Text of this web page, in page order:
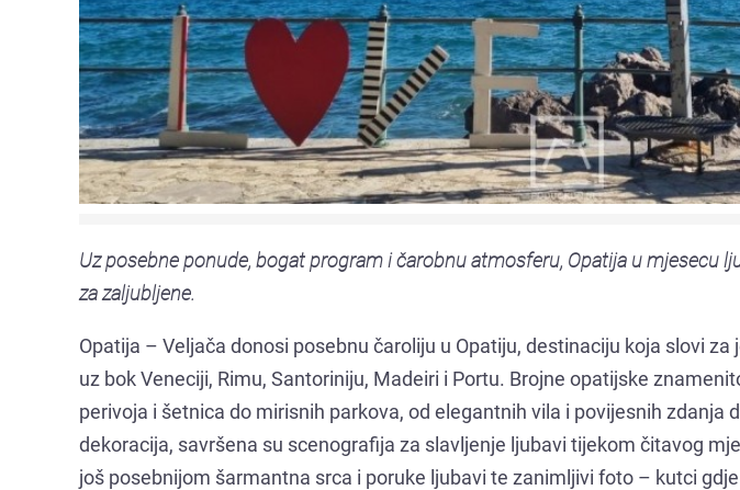
Uz posebne ponude, bogat program i čarobnu atmosferu, Opatija u mjesecu
za zaljubljene.
Opatija – Veljača donosi posebnu čaroliju u Opatiju, destinaciju koja slovi
uz bok Veneciji, Rimu, Santoriniju, Madeiri i Portu. Brojne opatijske
perivoja i šetnica do mirisnih parkova, od elegantnih vila i povijesnih zdanja
dekoracija, savršena su scenografija za slavljenje ljubavi tijekom čitavog
još posebnijom šarmantna srca i poruke ljubavi te zanimljivi foto – kutci